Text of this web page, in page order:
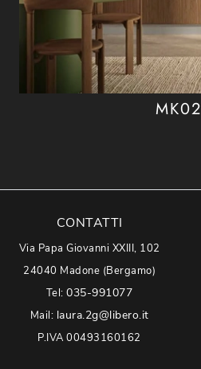
MK02
CONTATTI
Via Papa Giovanni XXIII, 102
24040 Madone (Bergamo)
Tel:035-991077
Mail: laura.2g@libero.it
P.IVA 00493160162